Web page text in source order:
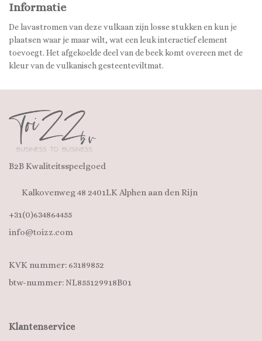
Informatie
De lavastromen van deze vulkaan zijn losse stukken en kun je
plaatsen waar je maar wilt, wat een leuk interactief element
toevoegt. Het afgekoelde deel van de beek komt overeen met de
kleur van de vulkanisch gesteenteviltmat.
B2B Kwaliteitsspeelgoed
Kalkovenweg 48 2401LK Alphen aan den Rijn
+31(0)634864455
info@toizz.com
KVK nummer: 63189852
btw-nummer: NL855129918B01
Klantenservice